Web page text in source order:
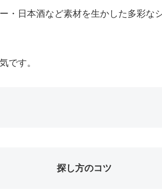
・日本酒など素材を生かした多彩な
です。
探し方のコツ